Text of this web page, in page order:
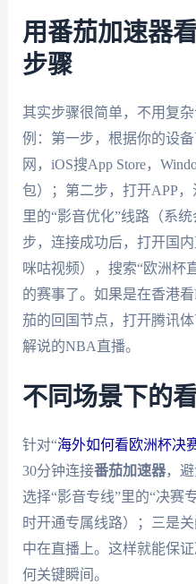
用番茄加速器
步骤
其实步骤很简单，不用复
例：第一步，根据你的设
网，iOS搜App Store，
包）；第二步，打开APP
里的“影音优化”线路（系
步，连接成功后，打开国
咪咕视频），搜索“欧洲杯
的赛事了。如果是在香港
茄的回国节点，打开腾讯
解说的NBA直播。
不同场景下的
针对“海外如何看欧洲杯决
30分钟连接番茄加速器，
选择“影音专线”里的“决赛
时开通专属线路）；三是
中在直播上。这样就能保
何关键瞬间。